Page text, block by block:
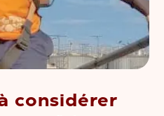
considérer